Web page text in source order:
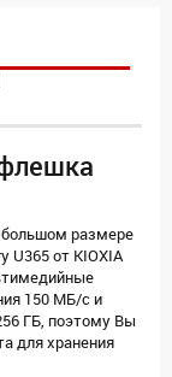
большом размере
U365 от KIOXIA
150 МБ/с и
ГБ, поэтому Вы
для хранения